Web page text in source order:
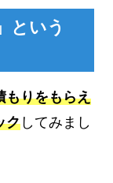
という
もりをもらえ
ク してみまし